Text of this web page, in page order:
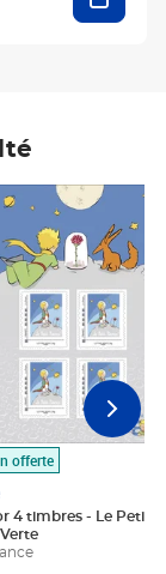
offerte
4 timbres - Le Petit